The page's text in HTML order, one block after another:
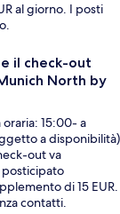
al giorno. I posti
il check-out
North by
15:00- a
a disponibilità)
out va
di 15 EUR.
contatti.